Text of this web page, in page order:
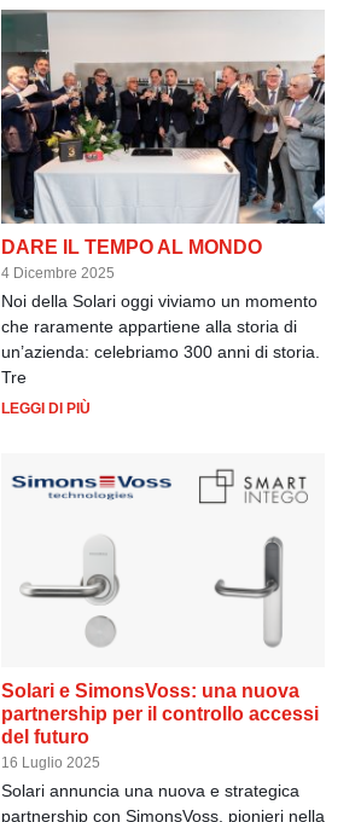
DARE IL TEMPO AL MONDO
4 Dicembre 2025
Noi della Solari oggi viviamo un momento
che raramente appartiene alla storia di
un’azienda: celebriamo 300 anni di storia.
Tre
LEGGI DI PIÙ
Solari e SimonsVoss: una nuova
partnership per il controllo accessi
del futuro
16 Luglio 2025
Solari annuncia una nuova e strategica
partnership con SimonsVoss, pionieri nella